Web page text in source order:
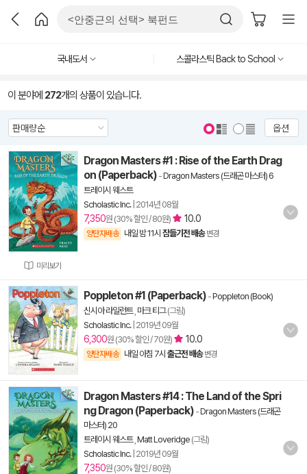
국내도서 스콜라스틱 Back to School
이 분야에 272개의 상품이 있습니다.
옵션
미리보기
Dragon Masters #1 : Rise of the Earth Drag
on (Paperback) -Dragon Masters (드래곤 마스터) 6
트레이시 웨스트
Scholastic Inc.| 2014년 08월
7,350원 (30% 할인 / 80원) 10.0
양탄자배송 내일 밤 11시 잠들기전 배송 변경
Poppleton #1 (Paperback) -Poppleton (Book)
신시아 라일런트, 마크 티그(그림)
Scholastic Inc.| 2019년 09월
6,300원 (30% 할인 / 70원) 10.0
양탄자배송 내일 아침 7시 출근전 배송 변경
Dragon Masters #14 : The Land of the Spri
ng Dragon (Paperback) -Dragon Masters (드래곤
마스터) 20
트레이시 웨스트, Matt Loveridge (그림)
Scholastic Inc.| 2019년 09월
7,350원 (30% 할인 / 80원)